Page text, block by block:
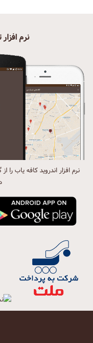
نرم
نرم افزار اندروید کافه یاب را